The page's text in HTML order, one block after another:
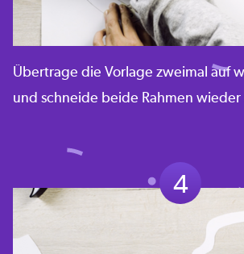
Übertrage die Vorlage zweimal auf
und schneide beide Rahmen wieder
4